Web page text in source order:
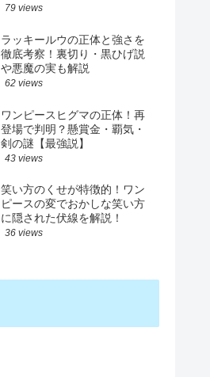
79 views
ラッキールウの正体と強さを
徹底考察！裏切り・黒ひげ説
や悪魔の実も解説
62 views
ワンピースヒグマの正体！再
登場で判明？懸賞金・覇気・
剣の謎【最強説】
43 views
笑い方のくせが特徴的！ワン
ピースの変でおかしな笑い方
に隠された伏線を解説！
36 views